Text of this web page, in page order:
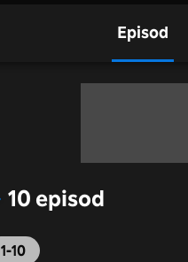
Episod
10 episod
1-10